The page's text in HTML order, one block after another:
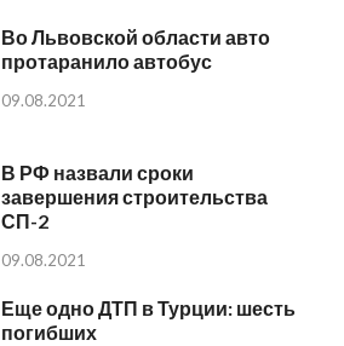
Во Львовской области авто
протаранило автобус
09.08.2021
В РФ назвали сроки
завершения строительства
СП-2
09.08.2021
Еще одно ДТП в Турции: шесть
погибших